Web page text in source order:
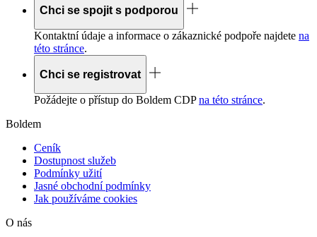
Chci se spojit s podporou
Kontaktní údaje a informace o zákaznické podpoře najdete na
této stránce.
Chci se registrovat
Požádejte o přístup do Boldem CDP na této stránce.
Boldem
Ceník
Dostupnost služeb
Podmínky užití
Jasné obchodní podmínky
Jak používáme cookies
O nás